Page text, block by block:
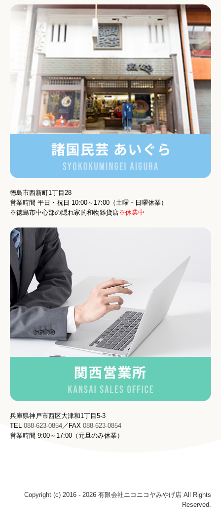
徳島市西新町1丁目28
営業時間 平日・祝日 10:00～17:00 （土曜・日曜休業）
※徳島市中心部の隠れ家的和物雑貨店※休業中
兵庫県神戸市西区大津和1丁目5-3
TEL 088-623-0854 ／FAX 088-623-0854
営業時間 9:00～17:00（元旦のみ休業）
Copyright (c) 2016 - 2026 有限会社ニコニコヤみやげ店 All Rights
Reserved.